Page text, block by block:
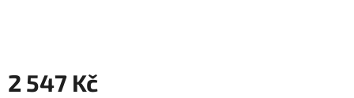
2 547 Kč